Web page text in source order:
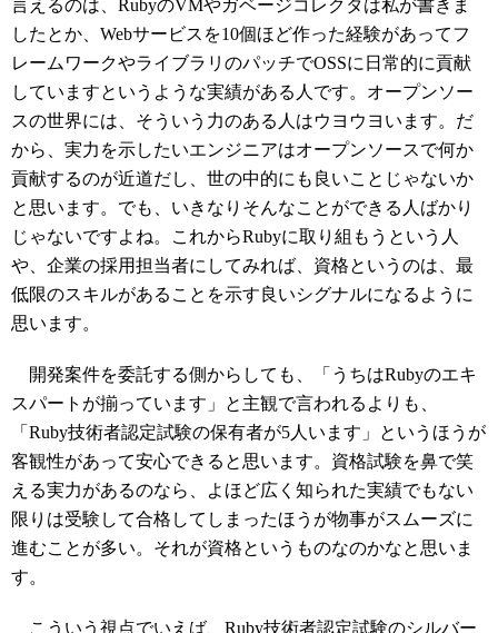
言えるのは、RubyのVMやガベージコレクタは私が書きま
したとか、Webサービスを10個ほど作った経験があってフ
レームワークやライブラリのパッチでOSSに日常的に貢献
していますというような実績がある人です。オープンソー
スの世界には、そういう力のある人はウヨウヨいます。だ
から、実力を示したいエンジニアはオープンソースで何か
貢献するのが近道だし、世の中的にも良いことじゃないか
と思います。でも、いきなりそんなことができる人ばかり
じゃないですよね。これからRubyに取り組もうという人
や、企業の採用担当者にしてみれば、資格というのは、最
低限のスキルがあることを示す良いシグナルになるように
思います。
開発案件を委託する側からしても、「うちはRubyのエキ
スパートが揃っています」と主観で言われるよりも、
「Ruby技術者認定試験の保有者が5人います」というほうが
客観性があって安心できると思います。資格試験を鼻で笑
える実力があるのなら、よほど広く知られた実績でもない
限りは受験して合格してしまったほうが物事がスムーズに
進むことが多い。それが資格というものなのかなと思いま
す。
こういう視点でいえば、Ruby技術者認定試験のシルバー